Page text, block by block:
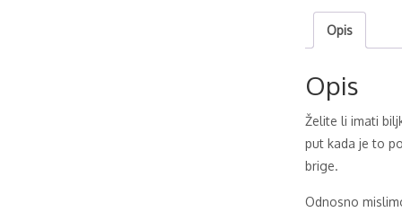
Opis
Opis
Želite li imati
put kada je to
brige.
Odnosno